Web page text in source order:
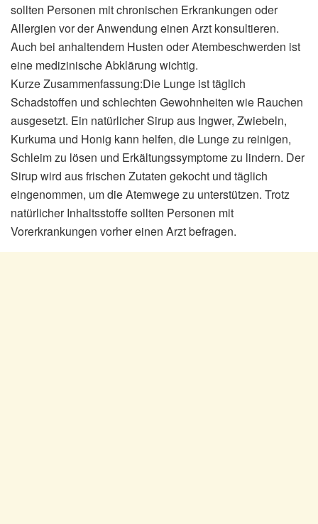
sollten Personen mit chronischen Erkrankungen oder
Allergien vor der Anwendung einen Arzt konsultieren.
Auch bei anhaltendem Husten oder Atembeschwerden ist
eine medizinische Abklärung wichtig.
Kurze Zusammenfassung:Die Lunge ist täglich
Schadstoffen und schlechten Gewohnheiten wie Rauchen
ausgesetzt. Ein natürlicher Sirup aus Ingwer, Zwiebeln,
Kurkuma und Honig kann helfen, die Lunge zu reinigen,
Schleim zu lösen und Erkältungssymptome zu lindern. Der
Sirup wird aus frischen Zutaten gekocht und täglich
eingenommen, um die Atemwege zu unterstützen. Trotz
natürlicher Inhaltsstoffe sollten Personen mit
Vorerkrankungen vorher einen Arzt befragen.